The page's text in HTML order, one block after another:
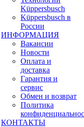
Küppersbusch
Küppersbusch в
России
ИНФОРМАЦИЯ
Вакансии
Новости
Оплата и
доставка
Гарантия и
сервис
Обмен и возврат
Политика
КОНТАКТЫ